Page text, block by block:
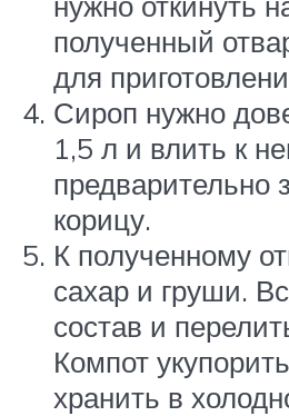
полученный
для
Сироп нужно
1,5 л и влить к
предварительно
корицу.
К полученному
сахар и груши.
состав и
Компот
хранить в